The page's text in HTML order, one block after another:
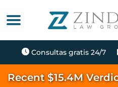
Consultas gratis 24/7
Recent $15.4M